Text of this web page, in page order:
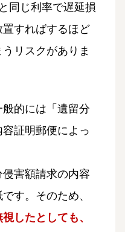
同じ利率で遅延損
すればするほど
リスクがありま
的には「遺留分
証明郵便によっ
害額請求の内容
す。そのため、
したとしても、